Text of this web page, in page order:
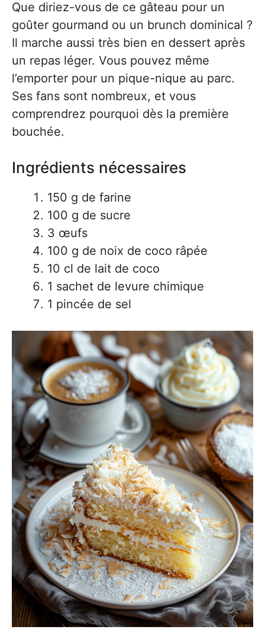
Que diriez-vous de ce gâteau pour un
goûter gourmand ou un brunch dominical ?
Il marche aussi très bien en dessert après
un repas léger. Vous pouvez même
l’emporter pour un pique-nique au parc.
Ses fans sont nombreux, et vous
comprendrez pourquoi dès la première
bouchée.
Ingrédients nécessaires
150 g de farine
100 g de sucre
3 œufs
100 g de noix de coco râpée
10 cl de lait de coco
1 sachet de levure chimique
1 pincée de sel